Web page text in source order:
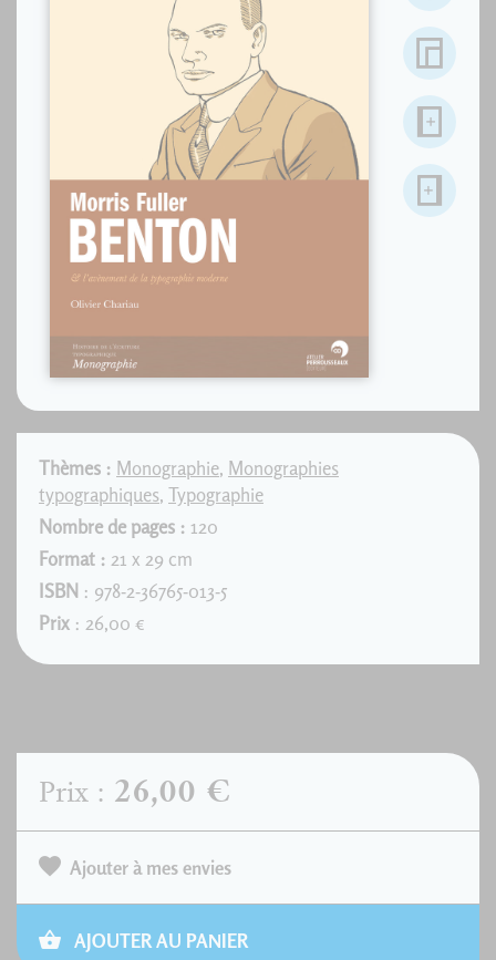
Thèmes : Monographie, Monographies
typographiques, Typographie
Nombre de pages : 120
Format : 21 x 29 cm
ISBN : 978-2-36765-013-5
Prix : 26,00 €
Prix : 26,00 €
Ajouter à mes envies
AJOUTER AU PANIER